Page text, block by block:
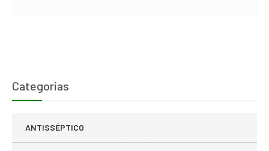
Categorias
ANTISSÉPTICO